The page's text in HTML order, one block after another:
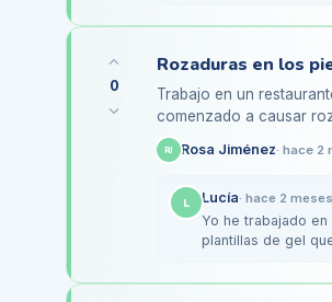
0
Trabajo en un
comenzado a causar
zonas donde el calzado
RJ Rosa Jiménez· hace 2
L Lucía· hace 2 meses
Yo he trabajado
plantillas de gel